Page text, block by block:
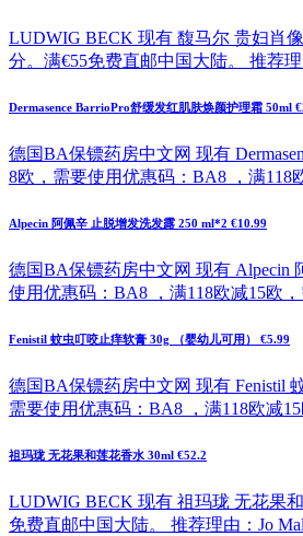
LUDWIG BECK 现有 馥马尔 贵妇肖
分。满€55免费直邮中国大陆。 推荐理
Dermasence BarrioPro舒缓发红肌肤焕颜护理霜 50ml
德国BA保镖药房中文网 现有
8欧，需要使用优惠码：BA8 ，满118
Alpecin 阿佩辛 止脱增发洗发露 250 ml*2 €10.99
德国BA保镖药房中文网 现有 Alpecin
使用优惠码：BA8 ，满118欧减15欧
Fenistil 蚊虫叮咬止痒软膏 30g （婴幼儿可用） €5.99
德国BA保镖药房中文网 现有 Fenistil
需要使用优惠码：BA8 ，满118欧减
祖玛珑 无花果和莲花香水 30ml €52.2
LUDWIG BECK 现有 祖玛珑 无花果
免费直邮中国大陆。 推荐理由：Jo